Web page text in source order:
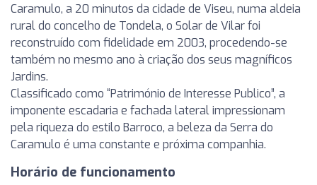
Caramulo, a 20 minutos da cidade de Viseu, numa aldeia
rural do concelho de Tondela, o Solar de Vilar foi
reconstruído com fidelidade em 2003, procedendo-se
também no mesmo ano à criação dos seus magníficos
Jardins.
Classificado como “Património de Interesse Publico”, a
imponente escadaria e fachada lateral impressionam
pela riqueza do estilo Barroco, a beleza da Serra do
Caramulo é uma constante e próxima companhia.
Horário de funcionamento